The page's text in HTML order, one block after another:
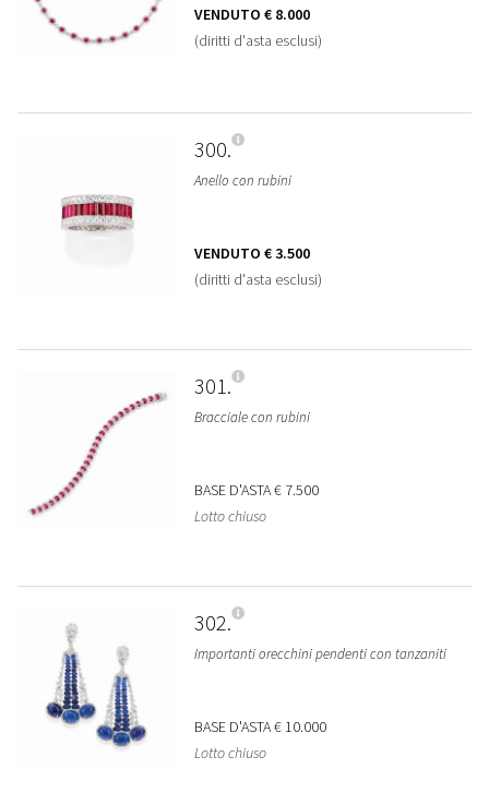
VENDUTO € 8.000
(diritti d'asta esclusi)
300
Anello con rubini
VENDUTO € 3.500
(diritti d'asta esclusi)
301
Bracciale con rubini
BASE D'ASTA€ 7.500
Lotto chiuso
302
Importanti orecchini pendenti con tanzaniti
BASE D'ASTA€ 10.000
Lotto chiuso